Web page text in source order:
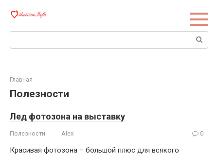
Поиск:
Главная
Полезности
Лед фотозона на выставку
Полезности Alex 0
Красивая фотозона – большой плюс для всякого